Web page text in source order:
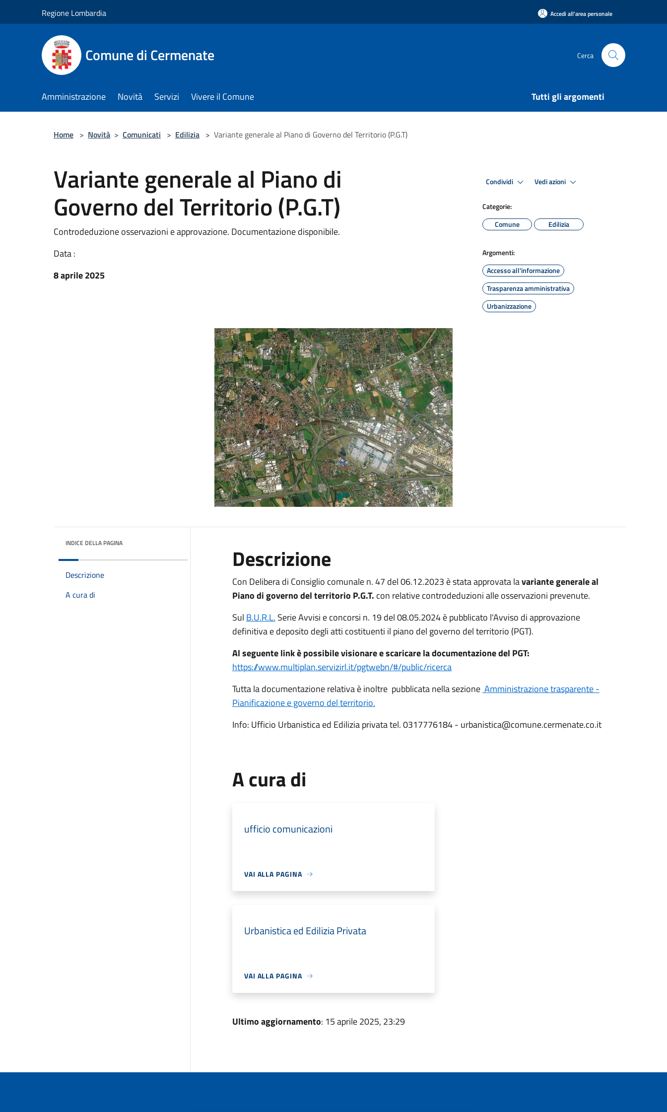
Regione Lombardia Accedi all'area personale
Comune di Cermenate Cerca
Amministrazione Novità Servizi Vivere il Comune Tutti gli argomenti
Home > Novità > Comunicati > Edilizia > Variante generale al Piano di Governo del Territorio (P.G.T)
Variante generale al Piano di
Governo del Territorio (P.G.T)
Controdeduzione osservazioni e approvazione. Documentazione disponibile.
Data :
8 aprile 2025
Condividi Vedi azioni
Categorie:
Comune
Edilizia
Argomenti:
Accesso all'informazione
Trasparenza amministrativa
Urbanizzazione
INDICE DELLA PAGINA
Descrizione
A cura di
Descrizione
Con Delibera di Consiglio comunale n. 47 del 06.12.2023 è stata approvata lavariante generale al
Piano di governo del territorio P.G.T. con relative controdeduzioni alle osservazioni prevenute.
Sul B.U.R.L. Serie Avvisi e concorsi n. 19 del 08.05.2024 è pubblicato l'Avviso di approvazione
definitiva e deposito degli atti costituenti il piano del governo del territorio (PGT).
Al seguente link è possibile visionare e scaricare la documentazione del PGT:
https://www.multiplan.servizirl.it/pgtwebn/#/public/ricerca
Tutta la documentazione relativa è inoltre pubblicata nella sezione Amministrazione trasparente -
Pianificazione e governo del territorio.
Info: Ufficio Urbanistica ed Edilizia privata tel. 0317776184 - urbanistica@comune.cermenate.co.it
A cura di
ufficio comunicazioni
VAI ALLA PAGINA
Urbanistica ed Edilizia Privata
VAI ALLA PAGINA
Ultimo aggiornamento: 15 aprile 2025, 23:29